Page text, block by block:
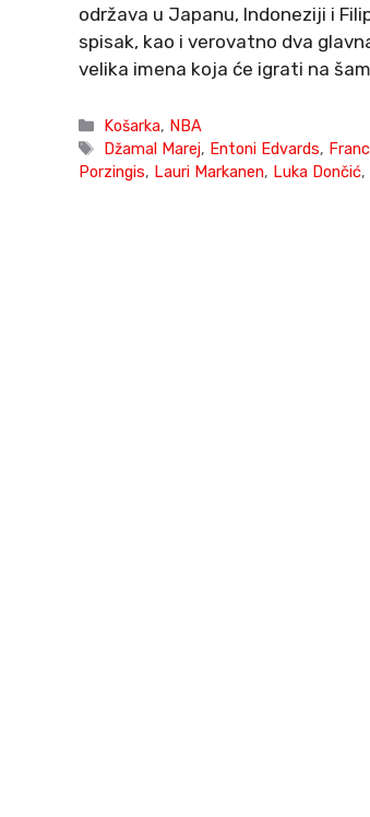
održava u Japanu, Indoneziji i
spisak, kao i verovatno dva
velika imena koja će igrati na
Categories
Košarka, NBA
Tags
Džamal Marej, Entoni Edvards,
Porzingis, Lauri Markanen, Luka Dončić,